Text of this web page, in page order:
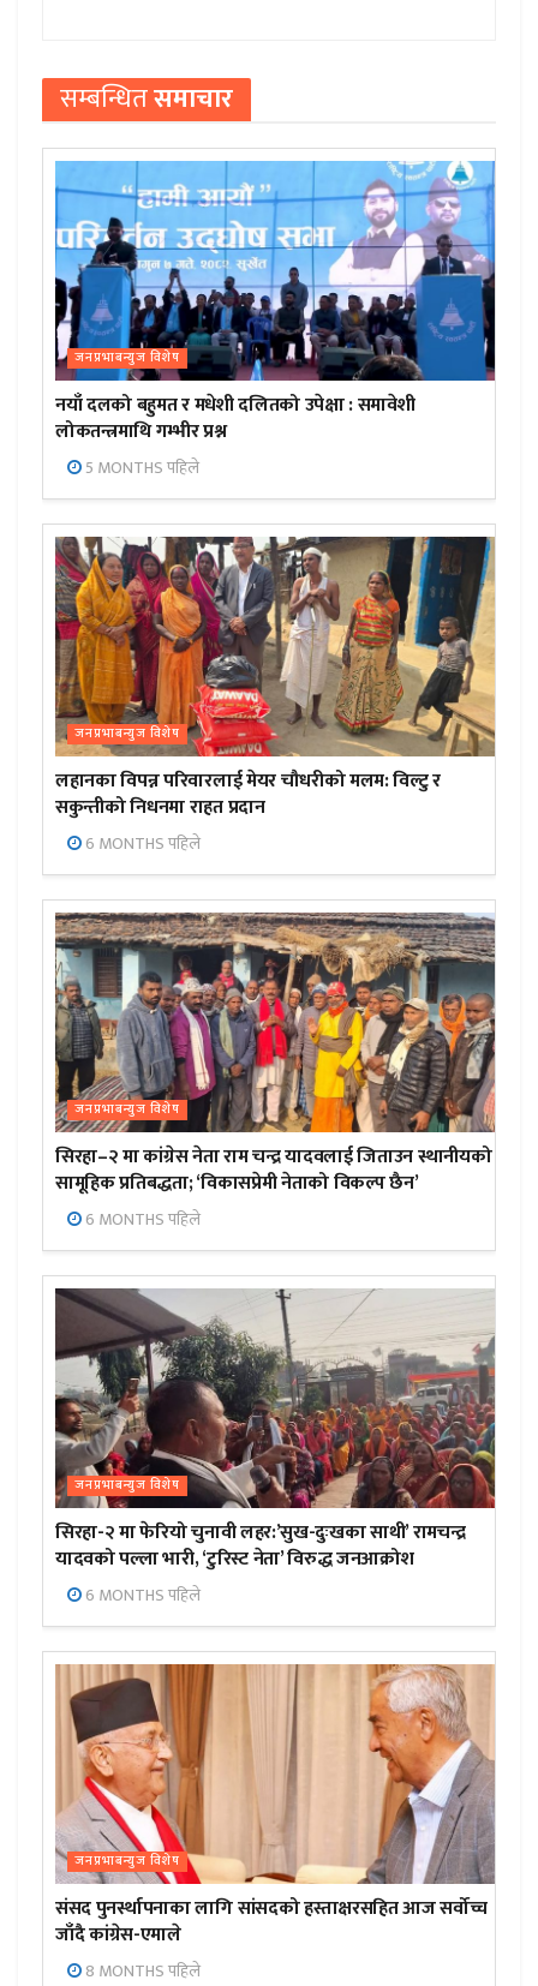
सम्बन्धितसमाचार
जनप्रभाबन्युज विशेष
नयाँ दलको बहुमत र मधेशी दलितको उपेक्षा : समावेशी
लोकतन्त्रमाथि गम्भीर प्रश्न
5 MONTHS पहिले
जनप्रभाबन्युज विशेष
लहानका विपन्न परिवारलाई मेयर चौधरीको मलम: विल्टु र
सकुन्तीको निधनमा राहत प्रदान
6 MONTHS पहिले
जनप्रभाबन्युज विशेष
सिरहा–२ मा कांग्रेस नेता राम चन्द्र यादवलाई जिताउन स्थानीयको
सामूहिक प्रतिबद्धता; ‘विकासप्रेमी नेताको विकल्प छैन’
6 MONTHS पहिले
जनप्रभाबन्युज विशेष
सिरहा-२ मा फेरियो चुनावी लहर:’सुख-दुःखका साथी’ रामचन्द्र
यादवको पल्ला भारी, ‘टुरिस्ट नेता’ विरुद्ध जनआक्रोश
6 MONTHS पहिले
जनप्रभाबन्युज विशेष
संसद पुनर्स्थापनाका लागि सांसदको हस्ताक्षरसहित आज सर्वोच्च
जाँदै कांग्रेस-एमाले
8 MONTHS पहिले